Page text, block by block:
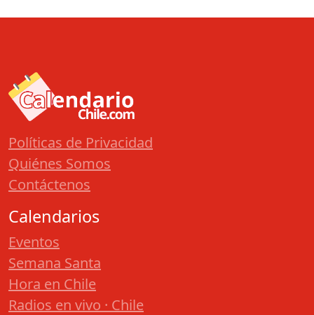
Políticas de Privacidad
Quiénes Somos
Contáctenos
Calendarios
Eventos
Semana Santa
Hora en Chile
Radios en vivo · Chile